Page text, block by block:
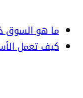
ما هو السوق
كيف تعمل